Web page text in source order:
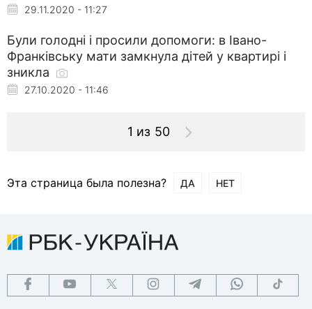
29.11.2020 - 11:27
Були голодні і просили допомоги: в Івано-
Франківську мати замкнула дітей у квартирі і
зникла
27.10.2020 - 11:46
1 из 50
Эта страница была полезна? ДА НЕТ